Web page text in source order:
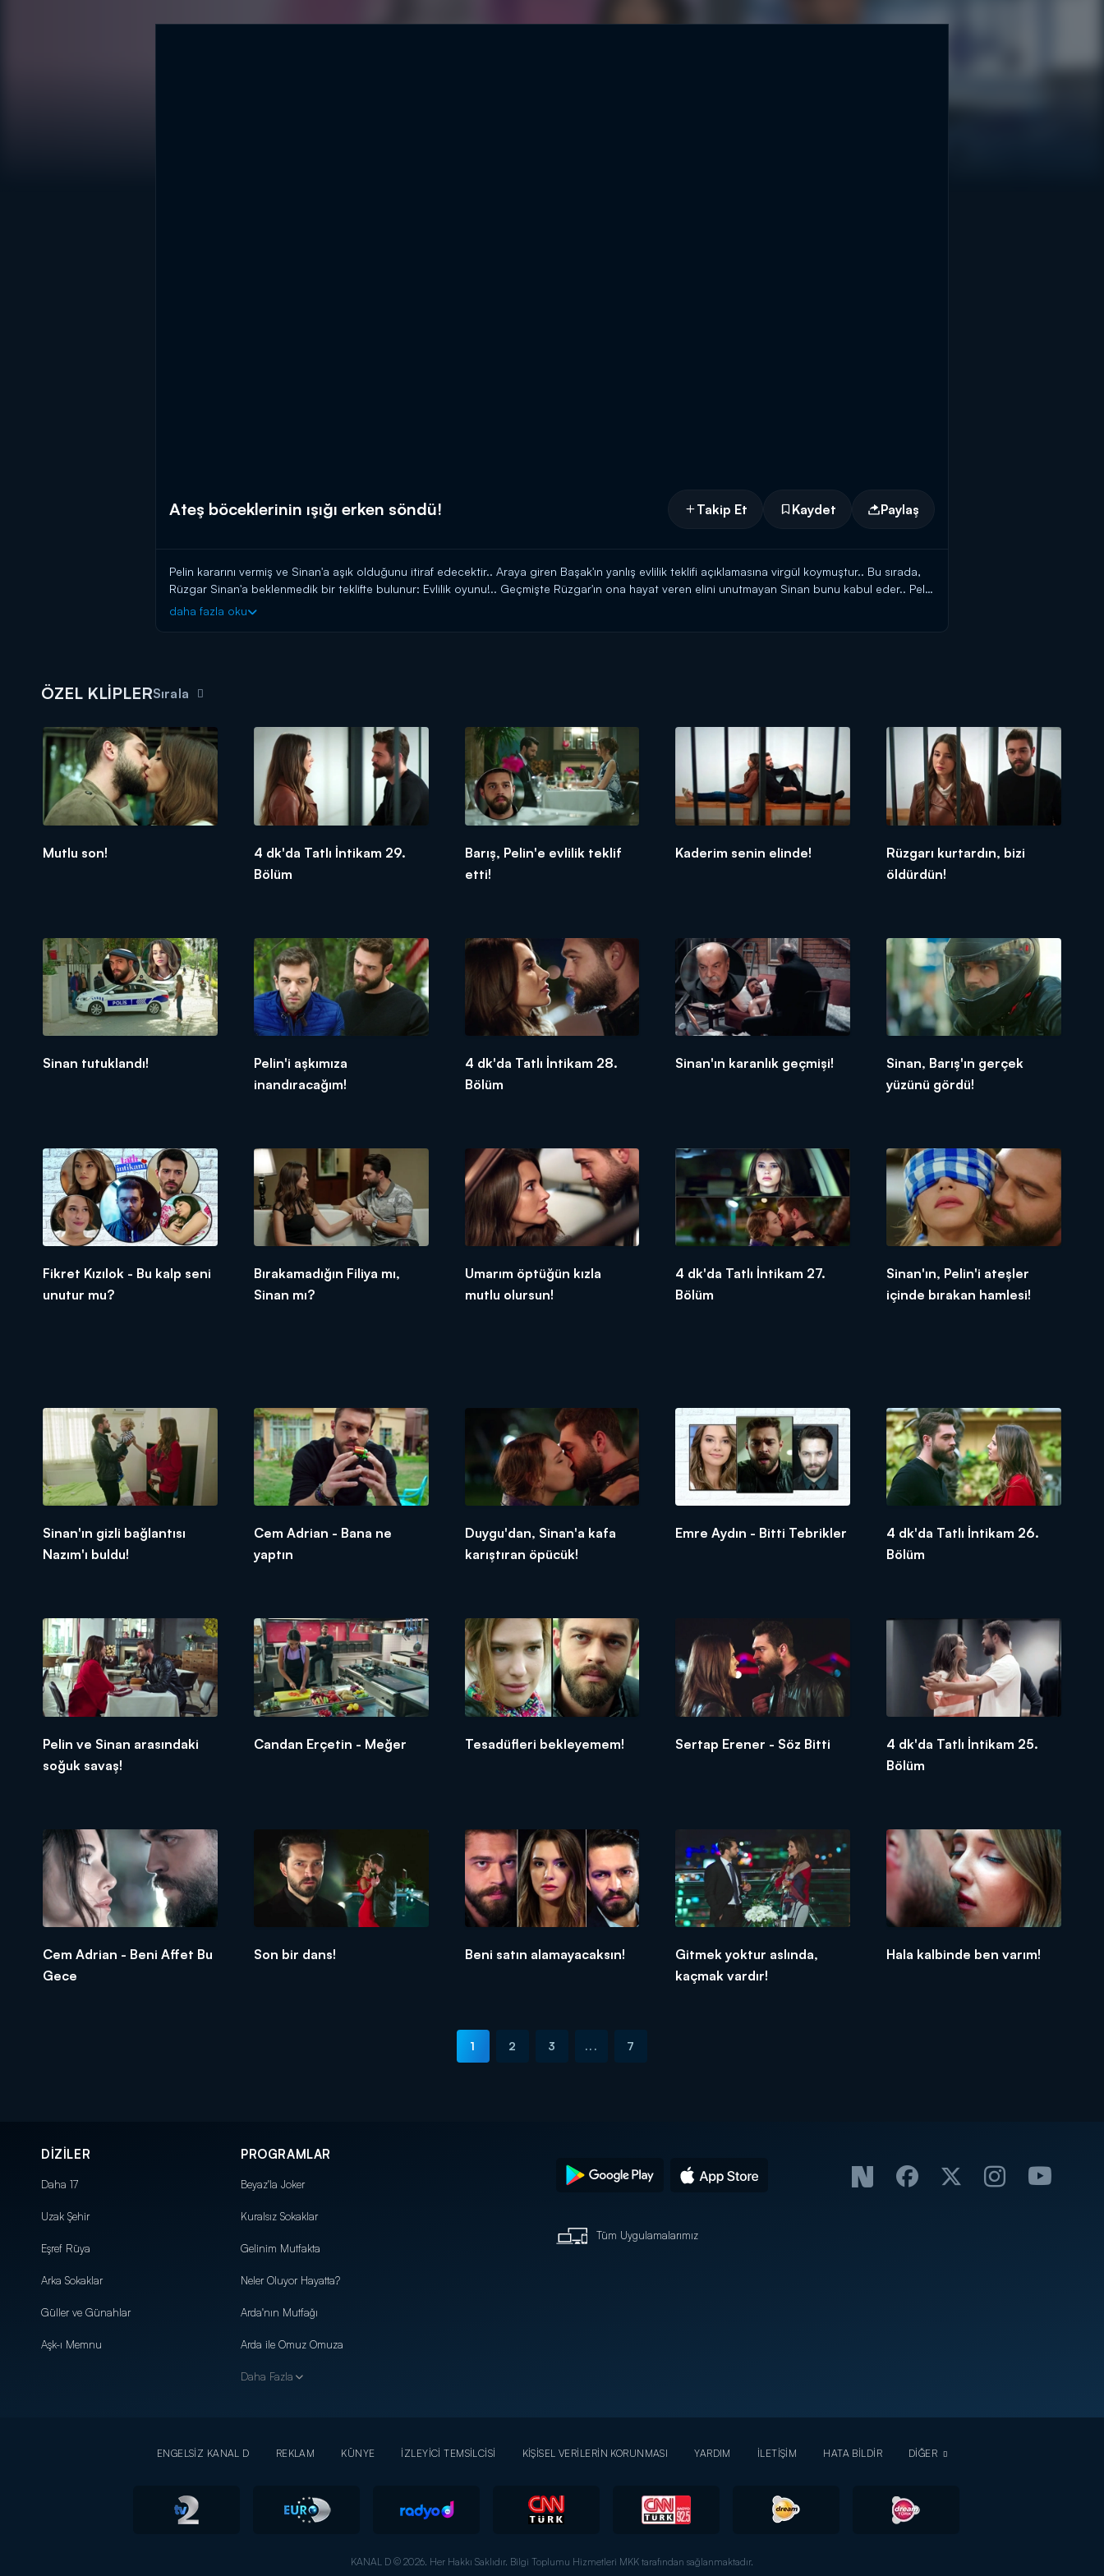
Ateş böceklerinin ışığı erken söndü! Takip Et Kaydet Paylaş
Pelin kararını vermiş ve Sinan'a aşık olduğunu itiraf edecektir.. Araya giren Başak'ın yanlış evlilik teklifi açıklamasına virgül koymuştur.. Bu sırada,
Rüzgar Sinan'a beklenmedik bir teklifte bulunur: Evlilik oyunu!.. Geçmişte Rüzgar'ın ona hayat veren elini unutmayan Sinan bunu kabul eder.. Pelin
onları sarılmış görür ve içini bir burukluk kaplar..
daha fazla oku
ÖZEL KLİPLERSırala
Mutlu son!
4 dk'da Tatlı İntikam 29.
Bölüm
Barış, Pelin'e evlilik teklif
etti!
Kaderim senin elinde!
Rüzgarı kurtardın, bizi
öldürdün!
Sinan tutuklandı!
Pelin'i aşkımıza
inandıracağım!
4 dk'da Tatlı İntikam 28.
Bölüm
Sinan'ın karanlık geçmişi!
Sinan, Barış'ın gerçek
yüzünü gördü!
Fikret Kızılok - Bu kalp seni
unutur mu?
Bırakamadığın Filiya mı,
Sinan mı?
Umarım öptüğün kızla
mutlu olursun!
4 dk'da Tatlı İntikam 27.
Bölüm
Sinan'ın, Pelin'i ateşler
içinde bırakan hamlesi!
Sinan'ın gizli bağlantısı
Nazım'ı buldu!
Cem Adrian - Bana ne
yaptın
Duygu'dan, Sinan'a kafa
karıştıran öpücük!
Emre Aydın - Bitti Tebrikler
4 dk'da Tatlı İntikam 26.
Bölüm
Pelin ve Sinan arasındaki
soğuk savaş!
Candan Erçetin - Meğer Tesadüfleri bekleyemem! Sertap Erener - Söz Bitti
4 dk'da Tatlı İntikam 25.
Bölüm
Cem Adrian - Beni Affet Bu
Gece
Son bir dans! Beni satın alamayacaksın!
Gitmek yoktur aslında,
kaçmak vardır!
Hala kalbinde ben varım!
1 2 3 ... 7
DİZİLER
Daha 17
Uzak Şehir
Eşref Rüya
Arka Sokaklar
Güller ve Günahlar
Aşk-ı Memnu
PROGRAMLAR
Beyaz'la Joker
Kuralsız Sokaklar
Gelinim Mutfakta
Neler Oluyor Hayatta?
Arda'nın Mutfağı
Arda ile Omuz Omuza
Daha Fazla
Tüm Uygulamalarımız
ENGELSİZ KANAL D REKLAM KÜNYE İZLEYİCİ TEMSİLCİSİ KİŞİSEL VERİLERİN KORUNMASI YARDIM İLETİŞİM HATA BİLDİR DİĞER
KANAL D © 2026. Her Hakkı Saklıdır. Bilgi Toplumu Hizmetleri MKK tarafından sağlanmaktadır.